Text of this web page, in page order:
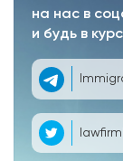
на нас в
и будь в